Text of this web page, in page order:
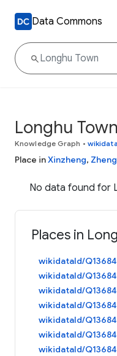
Data Commons
Longhu Town
Knowledge Graph •
Place inXinzheng,
No data found for
Places in
wikidataId/
wikidataId/
wikidataId/
wikidataId/
wikidataId/
wikidataId/
wikidataId/